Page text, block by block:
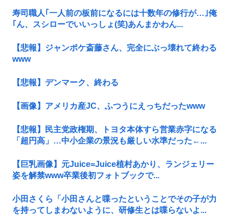
寿司職人｢一人前の板前になるには十数年の修行が…｣俺
｢ん、スシローでいいっしょ(笑)あんまかわん...
【悲報】ジャンポケ斎藤さん、完全にぶっ壊れて終わる
www
【悲報】デンマーク、終わる
【画像】アメリカ産JC、ふつうにえっちだったwww
【悲報】民主党政権期、トヨタ本体すら営業赤字になる
「超円高」…中小企業の景況も厳しい水準だった←...
【巨乳画像】元Juice=Juice植村あかり、ランジェリー
姿を解禁www卒業後初フォトブックで...
小田さくら「小田さんと喋ったということでその子が力
を持ってしまわないように、研修生とは喋らないよ...